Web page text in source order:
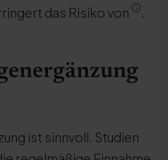
das Risiko von
ist sinnvoll. Studien